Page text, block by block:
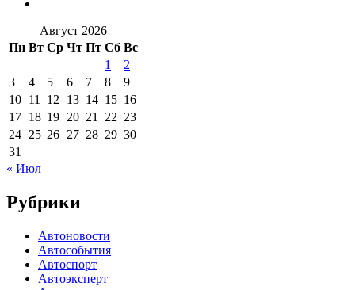
Август 2026
Пн Вт Ср Чт Пт Сб Вс
1
2
3
4 5 6 7 8
9
10 11 12 13 14 15 16
17 18 19 20 21 22 23
24 25 26 27 28 29 30
31
« Июл
Рубрики
Автоновости
Автособытия
Автоспорт
Автоэксперт